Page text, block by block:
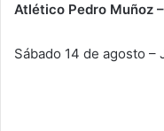
Atlético Pedro Muñoz
Sábado 14 de agosto –